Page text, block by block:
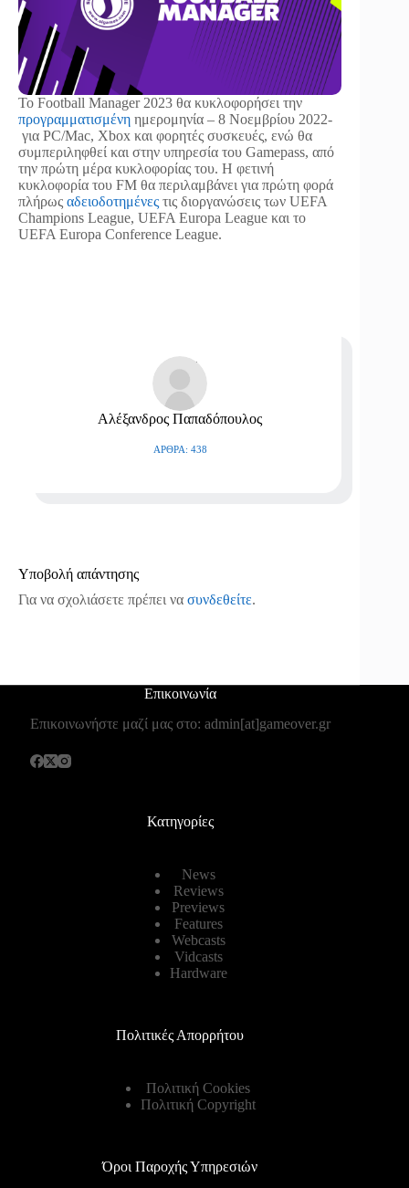
Το Football Manager 2023 θα κυκλοφορήσει την
προγραμματισμένη ημερομηνία – 8 Νοεμβρίου 2022-
για PC/Mac, Xbox και φορητές συσκευές, ενώ θα
συμπεριληφθεί και στην υπηρεσία του Gamepass, από
την πρώτη μέρα κυκλοφορίας του. Η φετινή
κυκλοφορία του FM θα περιλαμβάνει για πρώτη φορά
πλήρως αδειοδοτημένες τις διοργανώσεις των UEFA
Champions League, UEFA Europa League και το
UEFA Europa Conference League.
Αλέξανδρος Παπαδόπουλος
ΆΡΘΡΑ: 438
Υποβολή απάντησης
Για να σχολιάσετε πρέπει να συνδεθείτε.
Επικοινωνία
Επικοινωνήστε μαζί μας στο: admin[at]gameover.gr
Κατηγορίες
News
Reviews
Previews
Features
Webcasts
Vidcasts
Hardware
Πολιτικές Απορρήτου
Πολιτική Cookies
Πολιτική Copyright
Όροι Παροχής Υπηρεσιών